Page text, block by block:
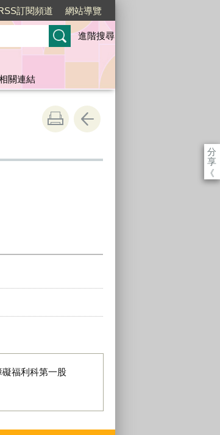
訂閱頻道 網站導覽
進階搜尋
關連結
分
享
《
礙福利科第一股